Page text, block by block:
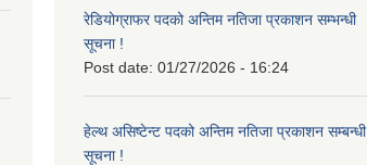
रेडियोग्राफर पदको अन्तिम नतिजा प्रकाशन सम्भन्धी
सूचना !
Post date: 01/27/2026 - 16:24
हेल्थ असिष्टेन्ट पदको अन्तिम नतिजा प्रकाशन सम्बन्धी
सूचना !